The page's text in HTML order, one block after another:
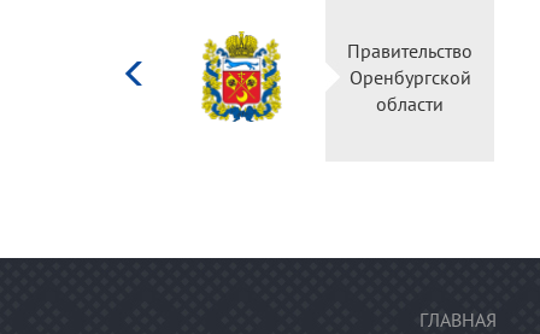
Министерство
культуры
Российской
федерации
ГЛАВНАЯ